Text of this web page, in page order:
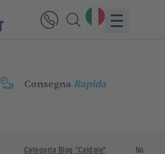
ConsegnaRapida
Categoria Blog "Caldaie"